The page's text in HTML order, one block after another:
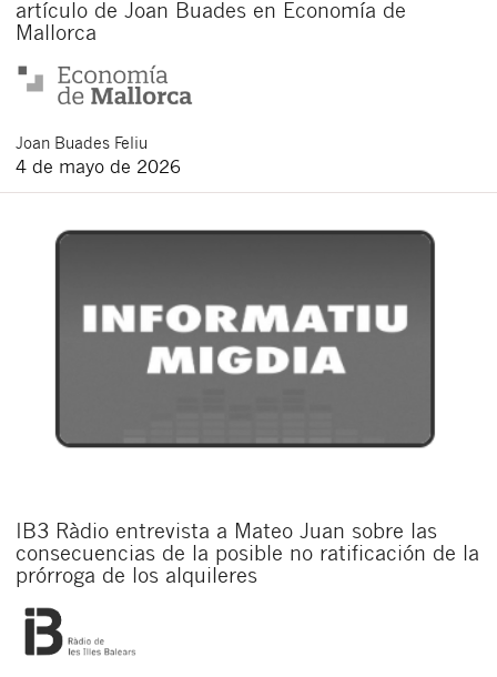
artículo de Joan Buades en Economía de
Mallorca
Joan Buades Feliu
4 de mayo de 2026
IB3 Ràdio entrevista a Mateo Juan sobre las
consecuencias de la posible no ratificación de la
prórroga de los alquileres